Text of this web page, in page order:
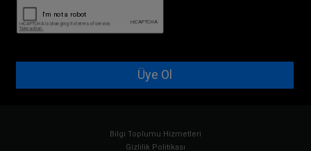
Üye Ol
Bilgi Toplumu Hizmetleri
Gizlilik Politikası